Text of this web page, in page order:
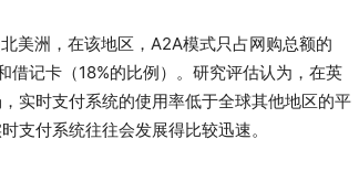
美洲，在该地区，A2A模式只占网购总额的
记卡（18%的比例）。研究评估认为，在英
实时支付系统的使用率低于全球其他地区的平
支付系统往往会发展得比较迅速。